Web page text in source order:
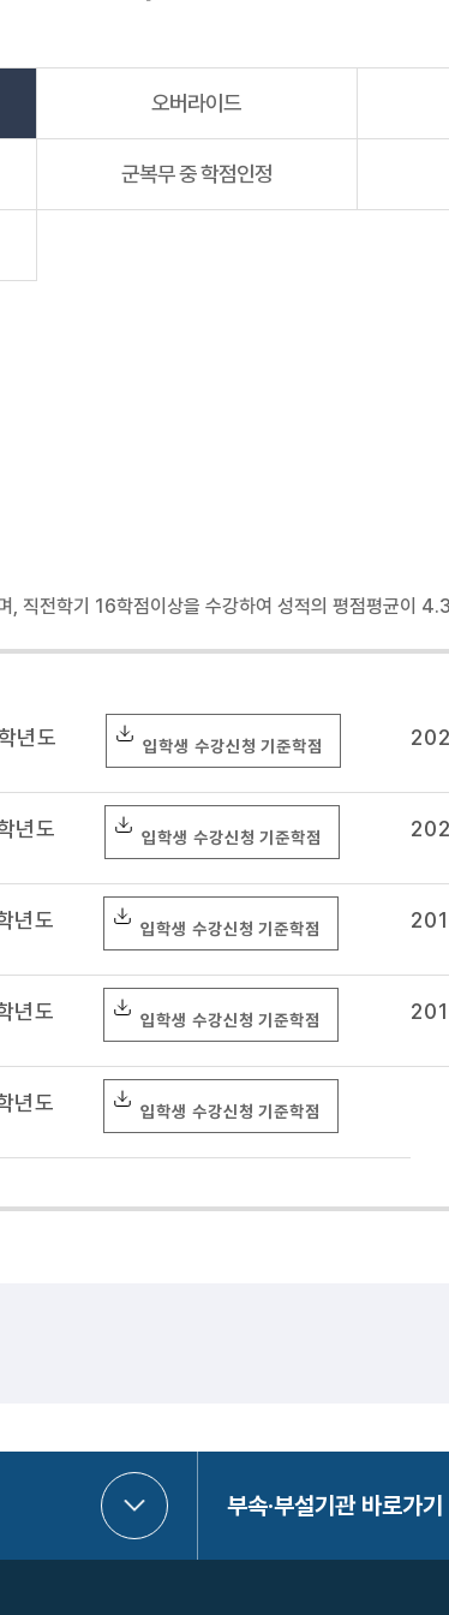
오버라이드
군복무 중 학점인정
직전학기 16학점이상을 수강하여 성적의 평점평균이
년도 입학생 수강신청 기준학점
년도 입학생 수강신청 기준학점
년도 입학생 수강신청 기준학점
년도 입학생 수강신청 기준학점
년도 입학생 수강신청 기준학점
부속·부설기관 바로가기